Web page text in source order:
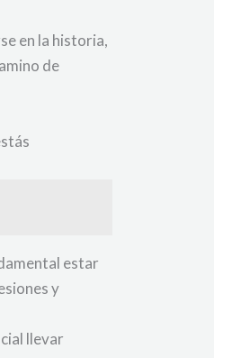
en la historia,
de
estar
y
llevar